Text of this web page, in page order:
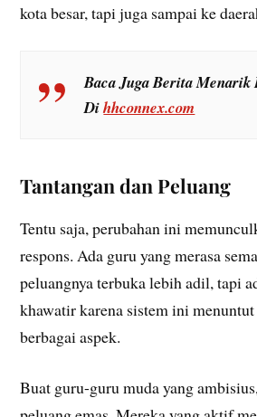
kota besar, tapi juga sampai ke
Baca Juga Berita Menarik
Dihhconnex.com
Tantangan dan Peluang
Tentu saja, perubahan ini
respons. Ada guru yang merasa
peluangnya terbuka lebih adil, tapi
khawatir karena sistem ini
berbagai aspek.
Buat guru-guru muda yang